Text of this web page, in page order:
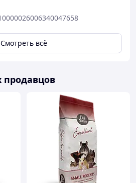
Смотреть всё
продавцов